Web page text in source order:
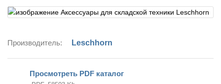
Производитель: Leschhorn
Просмотреть PDF каталог